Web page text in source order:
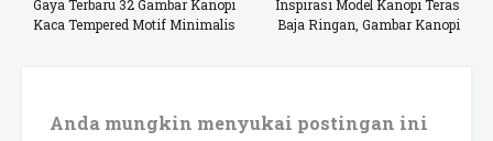
Inspirasi Model Kanopi Teras
Baja Ringan, Gambar Kanopi
Gaya Terbaru 32 Gambar Kanopi
Kaca Tempered Motif Minimalis
Anda mungkin menyukai postingan ini